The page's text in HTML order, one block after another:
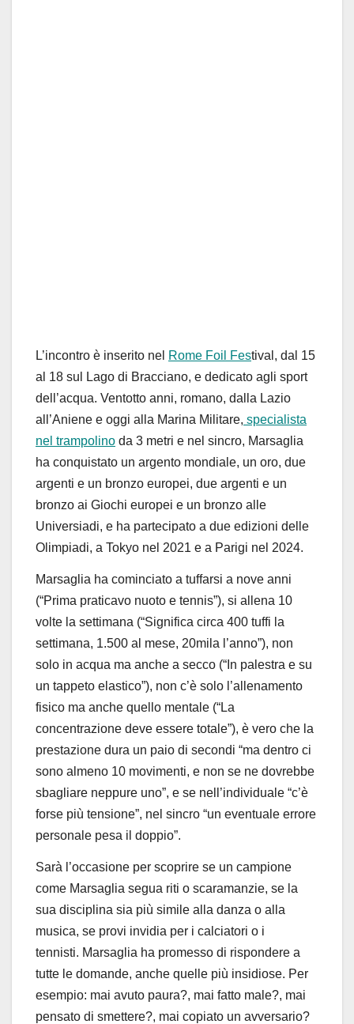
L’incontro è inserito nel Rome Foil Festival, dal 15
al 18 sul Lago di Bracciano, e dedicato agli sport
dell’acqua. Ventotto anni, romano, dalla Lazio
all’Aniene e oggi alla Marina Militare, specialista
nel trampolino da 3 metri e nel sincro, Marsaglia
ha conquistato un argento mondiale, un oro, due
argenti e un bronzo europei, due argenti e un
bronzo ai Giochi europei e un bronzo alle
Universiadi, e ha partecipato a due edizioni delle
Olimpiadi, a Tokyo nel 2021 e a Parigi nel 2024.
Marsaglia ha cominciato a tuffarsi a nove anni
(“Prima praticavo nuoto e tennis”), si allena 10
volte la settimana (“Significa circa 400 tuffi la
settimana, 1.500 al mese, 20mila l’anno”), non
solo in acqua ma anche a secco (“In palestra e su
un tappeto elastico”), non c’è solo l’allenamento
fisico ma anche quello mentale (“La
concentrazione deve essere totale”), è vero che la
prestazione dura un paio di secondi “ma dentro ci
sono almeno 10 movimenti, e non se ne dovrebbe
sbagliare neppure uno”, e se nell’individuale “c’è
forse più tensione”, nel sincro “un eventuale errore
personale pesa il doppio”.
Sarà l’occasione per scoprire se un campione
come Marsaglia segua riti o scaramanzie, se la
sua disciplina sia più simile alla danza o alla
musica, se provi invidia per i calciatori o i
tennisti. Marsaglia ha promesso di rispondere a
tutte le domande, anche quelle più insidiose. Per
esempio: mai avuto paura?, mai fatto male?, mai
pensato di smettere?, mai copiato un avversario?